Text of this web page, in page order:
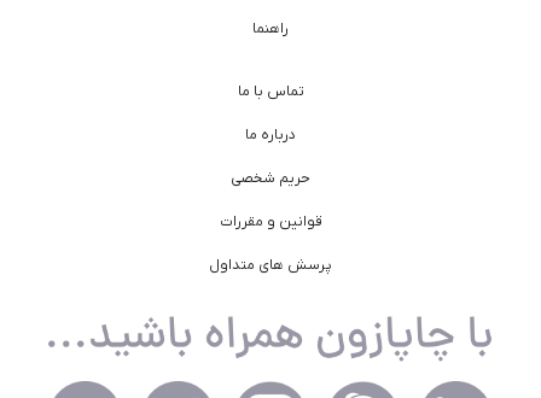
راهنما
تماس با ما
درباره ما
حریم شخصی
قوانین و مقررات
پرسش های متداول